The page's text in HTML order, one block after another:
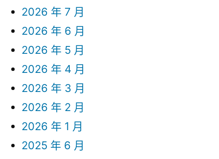
2026 年 7 月
2026 年 6 月
2026 年 5 月
2026 年 4 月
2026 年 3 月
2026 年 2 月
2026 年 1 月
2025 年 6 月